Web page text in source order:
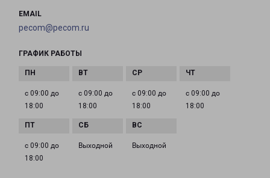
EMAIL
pecom@pecom.ru
ГРАФИК РАБОТЫ
с 09:00 до
18:00
с 09:00 до
18:00
с 09:00 до
18:00
с 09:00 до
18:00
с 09:00 до
18:00
Выходной Выходной